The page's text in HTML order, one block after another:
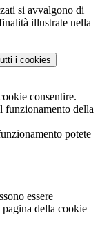
si avvalgono di
illustrate nella
i cookies
consentire.
funzionamento della
potete
essere
della cookie